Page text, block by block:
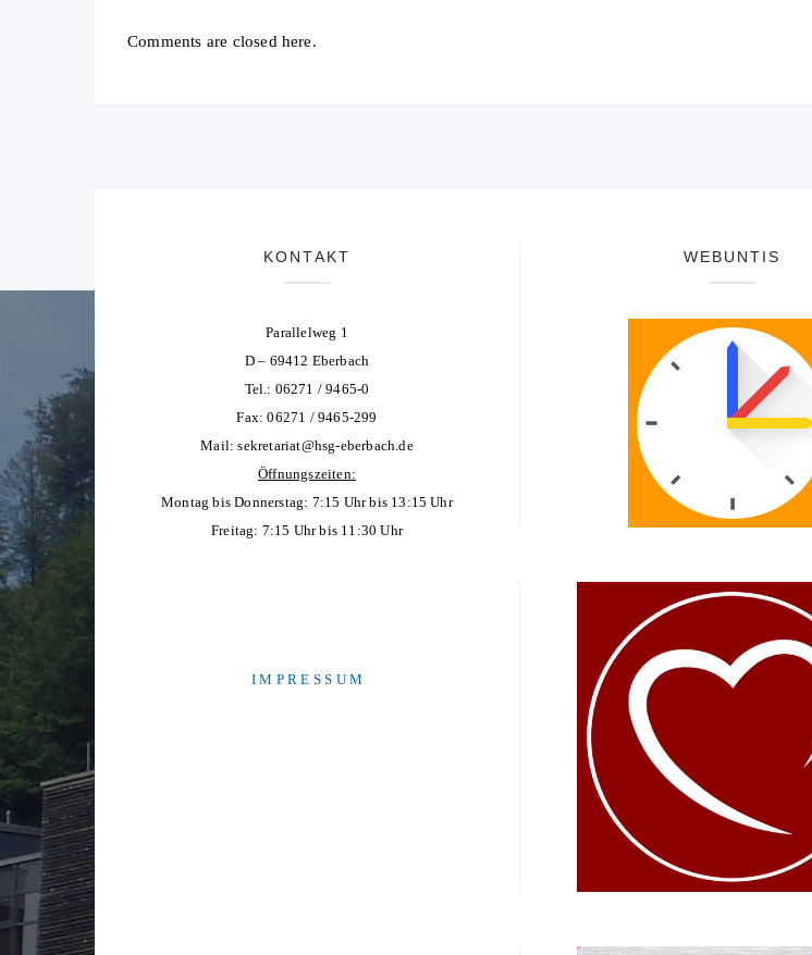
Comments are closed here.
KONTAKT
Parallelweg 1
D – 69412 Eberbach
Tel.: 06271 / 9465-0
Fax: 06271 / 9465-299
Mail:sekretariat@hsg-eberbach.de
Öffnungszeiten:
Montag bis Donnerstag: 7:15 Uhr bis 13:15 Uhr
Freitag: 7:15 Uhr bis 11:30 Uhr
I M P R E S S U M
WEBUNTIS